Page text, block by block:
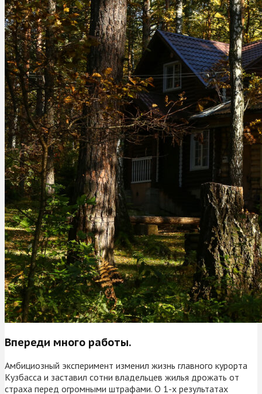
Впереди много работы.
Амбициозный эксперимент изменил жизнь главного курорта
Кузбасса и заставил сотни владельцев жилья дрожать от
страха перед огромными штрафами. О 1-х результатах